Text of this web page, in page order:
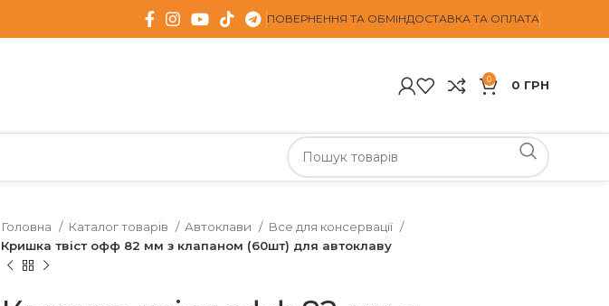
ПОВЕРНЕННЯ ТА ОБМІНДОСТАВКА ТА ОПЛАТА
0 0 ГРН
Головна Каталог товарів Автоклави
Все для консервації
Кришка твіст офф 82 мм з клапаном (60шт) для автоклаву